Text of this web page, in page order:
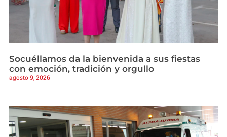
Socuéllamos da la bienvenida a sus fiestas
con emoción, tradición y orgullo
agosto 9, 2026